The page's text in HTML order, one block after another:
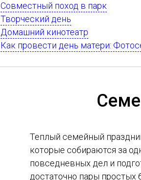
Совместный поход в парк
Творческий день
Домашний кинотеатр
Как провести день матери:
Теплый семейный
которые собираются за
повседневных дел и
достаточно пары простых